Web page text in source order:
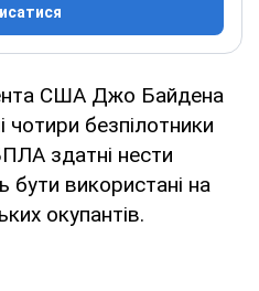
США Джо Байдена
чотири безпілотники
здатні нести
бути використані на
окупантів.